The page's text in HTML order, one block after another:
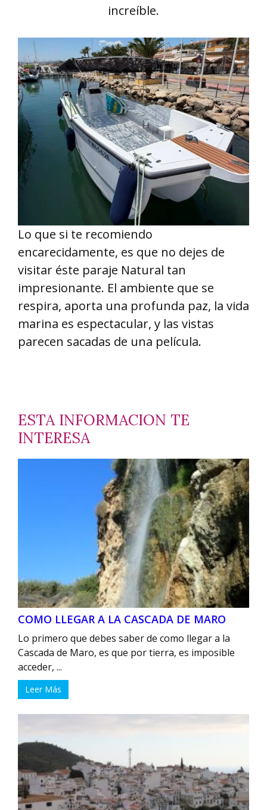
increíble.
Lo que si te recomiendo
encarecidamente, es que no dejes de
visitar éste paraje Natural tan
impresionante. El ambiente que se
respira, aporta una profunda paz, la vida
marina es espectacular, y las vistas
parecen sacadas de una película.
ESTA INFORMACION TE
INTERESA
COMO LLEGAR A LA CASCADA DE MARO
Lo primero que debes saber de como llegar a la
Cascada de Maro, es que por tierra, es imposible
acceder, ...
Leer Más